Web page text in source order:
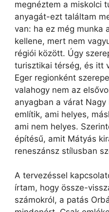
megnéztem a miskolci
anyagát-ezt találtam
van: ha ez még munka
kellene, mert nem
régiói között. Úgy
turisztikai térség, és itt
Eger regionként
valahogy nem az
anyagban a várat
említik, ami helyes,
ami nem helyes.
építésű, amit Mátyás
reneszánsz stílusban
A tervezéssel
írtam, hogy össze-
számokról, a patás